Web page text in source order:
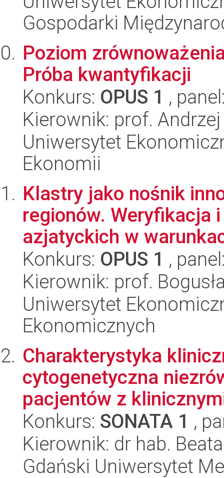
Gospodarki
Poziom
Próba kwantyfikacji
Konkurs: OPUS 1 ,
Kierownik: prof.
Uniwersytet
Ekonomii
Klastry jako nośnik
regionów. Weryfikacja
azjatyckich w
Konkurs: OPUS 1 ,
Kierownik: prof.
Uniwersytet
Ekonomicznych
Charakterystyka
cytogenetyczna
pacjentów z
Konkurs: SONATA 1 ,
Kierownik: dr hab.
Gdański Uniwersytet